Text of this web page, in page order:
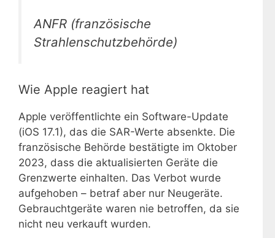
ANFR (französische
Strahlenschutzbehörde)
Wie Apple reagiert hat
Apple veröffentlichte ein Software-Update
(iOS 17.1), das die SAR-Werte absenkte. Die
französische Behörde bestätigte im Oktober
2023, dass die aktualisierten Geräte die
Grenzwerte einhalten. Das Verbot wurde
aufgehoben – betraf aber nur Neugeräte.
Gebrauchtgeräte waren nie betroffen, da sie
nicht neu verkauft wurden.